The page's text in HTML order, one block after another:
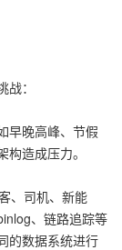
：
早晚高峰、节假
造成压力。
、司机、新能
、链路追踪等
的数据系统进行